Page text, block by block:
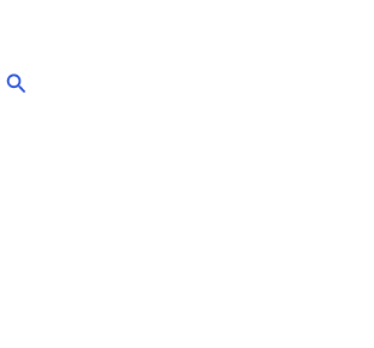
Pesquisar